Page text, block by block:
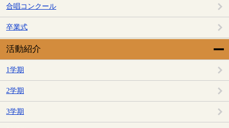
合唱コンクール
卒業式
活動紹介
1学期
2学期
3学期